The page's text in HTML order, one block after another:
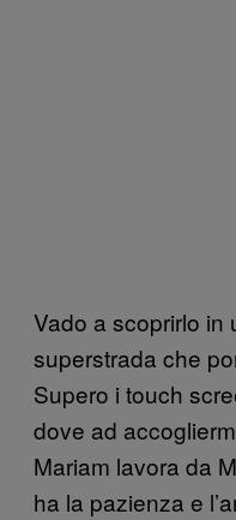
Vado a scoprirlo in
superstrada che
Supero i touch
dove ad
Mariam lavora da
ha la pazienza e